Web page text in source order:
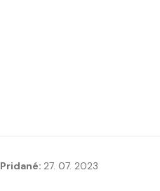
Pridané: 27. 07. 2023